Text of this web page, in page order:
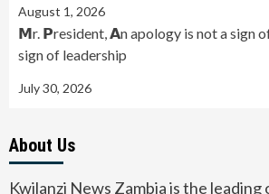
August 1, 2026
𝗠r. 𝗣resident, 𝗔n apology is not a sign
sign of leadership
July 30, 2026
About Us
Kwilanzi News Zambia is the leading